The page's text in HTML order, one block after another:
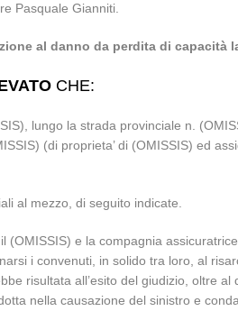
Pasquale Gianniti.
al danno da perdita di capacità
CHE:
lungo la strada provinciale n.
(di proprieta’ di (OMISSIS) ed
al mezzo, di seguito indicate.
e la compagnia
i convenuti, in solido tra loro, al
risultata all’esito del giudizio, oltre
nella causazione del sinistro e